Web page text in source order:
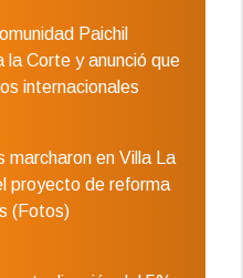
Paichil
la Corte y anunció que
internacionales
marcharon en Villa La
proyecto de reforma
(Fotos)